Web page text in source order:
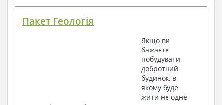
Пакет Геологія
Якщо ви
бажаєте
побудувати
добротний
будинок, в
якому буде
жити не одне